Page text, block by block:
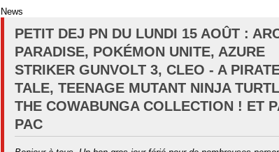
News
PETIT DEJ PN DU LUNDI 15 AOÛT :
PARADISE, POKÉMON UNITE, AZURE
STRIKER GUNVOLT 3, CLEO - A
TALE, TEENAGE MUTANT NINJA
THE COWABUNGA COLLECTION ! ET
PAC